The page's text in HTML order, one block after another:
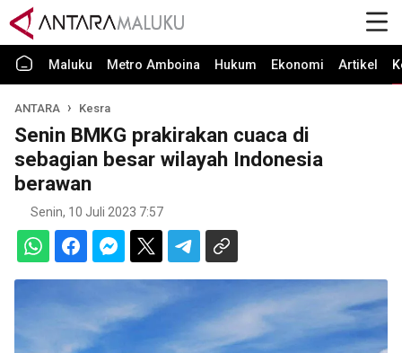
Maluku Metro Amboina Hukum Ekonomi Artikel
ANTARA Kesra
Senin BMKG prakirakan cuaca di
sebagian besar wilayah Indonesia
berawan
Senin, 10 Juli 2023 7:57